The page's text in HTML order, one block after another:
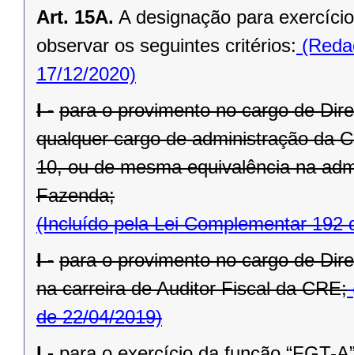
Art. 15A. A designação para
observar os seguintes critérios:
17/12/2020)
I - para o provimento no cargo de
qualquer cargo de administração da
10, ou de mesma equivalência na
Fazenda;
(Incluído pela Lei Complementar 192
I - para o provimento no cargo de
na carreira de Auditor Fiscal da CRE;
de 22/04/2019)